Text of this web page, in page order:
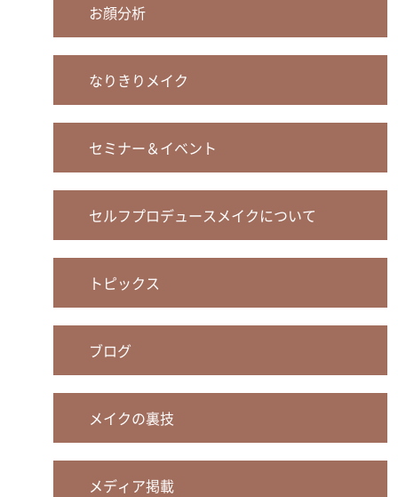
お顔分析
なりきりメイク
セミナー＆イベント
セルフプロデュースメイクについて
トピックス
ブログ
メイクの裏技
メディア掲載